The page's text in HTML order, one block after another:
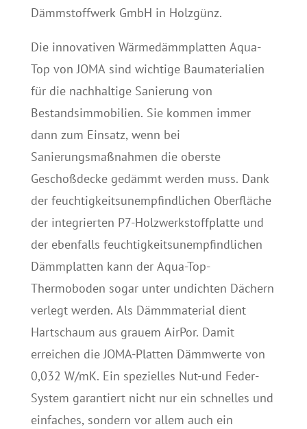
Dämmstoffwerk GmbH in Holzgünz.
Die innovativen Wärmedämmplatten Aqua-
Top von JOMA sind wichtige Baumaterialien
für die nachhaltige Sanierung von
Bestandsimmobilien. Sie kommen immer
dann zum Einsatz, wenn bei
Sanierungsmaßnahmen die oberste
Geschoßdecke gedämmt werden muss. Dank
der feuchtigkeitsunempfindlichen Oberfläche
der integrierten P7-Holzwerkstoffplatte und
der ebenfalls feuchtigkeitsunempfindlichen
Dämmplatten kann der Aqua-Top-
Thermoboden sogar unter undichten Dächern
verlegt werden. Als Dämmmaterial dient
Hartschaum aus grauem AirPor. Damit
erreichen die JOMA-Platten Dämmwerte von
0,032 W/mK. Ein spezielles Nut-und Feder-
System garantiert nicht nur ein schnelles und
einfaches, sondern vor allem auch ein